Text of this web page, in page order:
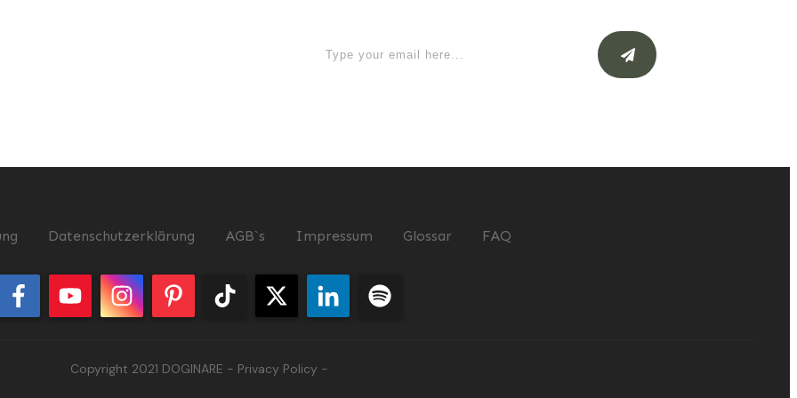
Datenschutzerklärung AGB`s Impressum Glossar FAQ
Copyright 2021 DOGINARE - Privacy Policy -